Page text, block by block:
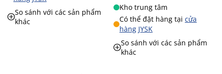
So sánh với các sản phẩm
khác
Kho trung tâm
Có thể đặt hàng tại cửa
hàng JYSK
So sánh với các sản phẩm
khác